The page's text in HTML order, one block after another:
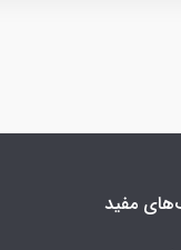
مفید